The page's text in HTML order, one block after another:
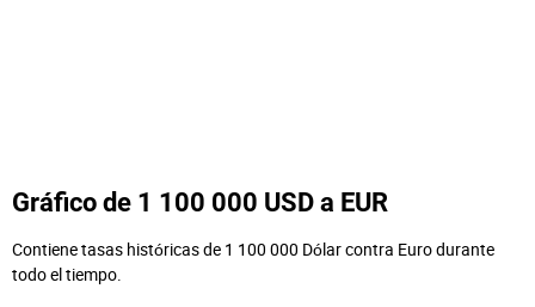
Gráfico de 1 100 000 USD a EUR
Contiene tasas históricas de 1 100 000 Dólar contra Euro durante
todo el tiempo.